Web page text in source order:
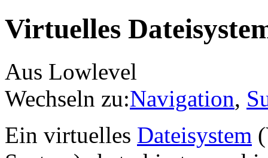
Virtuelles
Aus Lowlevel
Wechseln zu:Navigation,
Ein virtuelles Dateisystem